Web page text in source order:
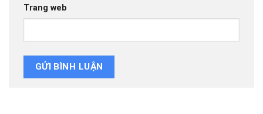
Trang web